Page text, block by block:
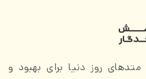
متدهای روز دنیا برای بهبود و